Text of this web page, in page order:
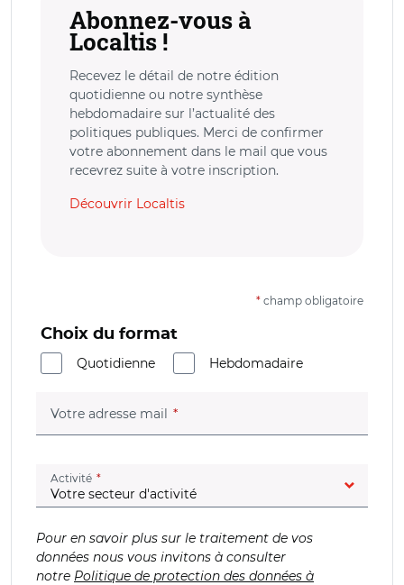
Abonnez-vous à
Localtis !
Recevez le détail de notre édition
quotidienne ou notre synthèse
hebdomadaire sur l’actualité des
politiques publiques. Merci de confirmer
votre abonnement dans le mail que vous
recevrez suite à votre inscription.
Découvrir Localtis
* champ obligatoire
Choix du format
Quotidienne
Hebdomadaire
Votre adresse mail (champ obligatoire)
Activité (champ obligatoire)
Pour en savoir plus sur le traitement de vos
données nous vous invitons à consulter
notre Politique de protection des données à